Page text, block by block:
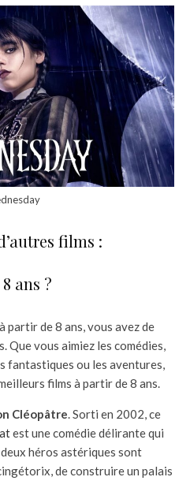
films :
ans ?
partir de 8 ans, vous avez de
vous aimiez les comédies,
fantastiques ou les aventures,
films à partir de 8 ans.
Cléopâtre. Sorti en 2002, ce
est une comédie délirante qui
héros astériques sont
de construire un palais